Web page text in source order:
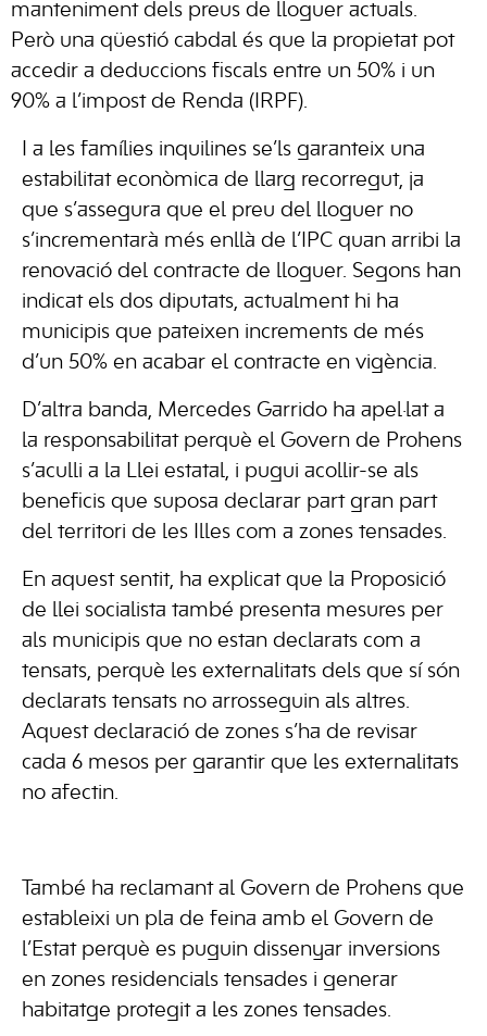
manteniment dels preus de lloguer actuals.
Però una qüestió cabdal és que la propietat pot
accedir a deduccions fiscals entre un 50% i un
90% a l’impost de Renda (IRPF).
I a les famílies inquilines se’ls garanteix una
estabilitat econòmica de llarg recorregut, ja
que s’assegura que el preu del lloguer no
s’incrementarà més enllà de l’IPC quan arribi la
renovació del contracte de lloguer. Segons han
indicat els dos diputats, actualment hi ha
municipis que pateixen increments de més
d’un 50% en acabar el contracte en vigència.
D’altra banda, Mercedes Garrido ha apel·lat a
la responsabilitat perquè el Govern de Prohens
s’aculli a la Llei estatal, i pugui acollir-se als
beneficis que suposa declarar part gran part
del territori de les Illes com a zones tensades.
En aquest sentit, ha explicat que la Proposició
de llei socialista també presenta mesures per
als municipis que no estan declarats com a
tensats, perquè les externalitats dels que sí són
declarats tensats no arrosseguin als altres.
Aquest declaració de zones s’ha de revisar
cada 6 mesos per garantir que les externalitats
no afectin.
També ha reclamant al Govern de Prohens que
estableixi un pla de feina amb el Govern de
l’Estat perquè es puguin dissenyar inversions
en zones residencials tensades i generar
habitatge protegit a les zones tensades.